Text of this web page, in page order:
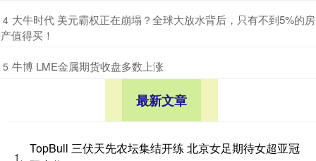
4 ​大牛时代 美元霸权正在崩塌？全球大放水背后，只有不到5%的房
产值得买！
5 ​牛博 LME金属期货收盘多数上涨
最新文章
1、
TopBull 三伏天先农坛集结开练 北京女足期待女超亚冠